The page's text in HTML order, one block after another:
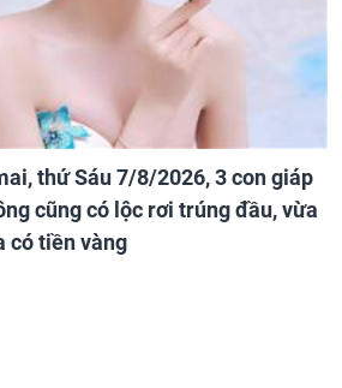
thứ Sáu 7/8/2026, 3 con giáp
cũng có lộc rơi trúng đầu, vừa
có tiền vàng